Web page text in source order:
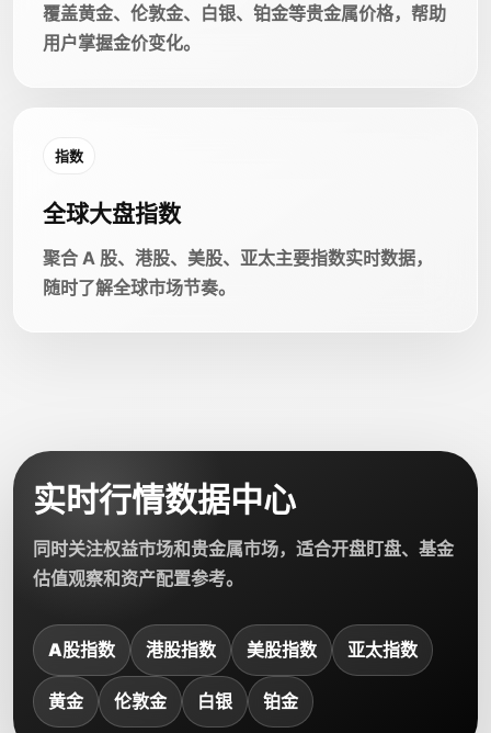
覆盖黄金、伦敦金、白银、铂金等贵金属价格，帮助
用户掌握金价变化。
指数
全球大盘指数
聚合 A 股、港股、美股、亚太主要指数实时数据，
随时了解全球市场节奏。
实时行情数据中心
同时关注权益市场和贵金属市场，适合开盘盯盘、基金
估值观察和资产配置参考。
A股指数 港股指数 美股指数 亚太指数
黄金 伦敦金 白银 铂金